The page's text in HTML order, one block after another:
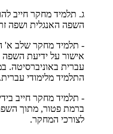
ג. תלמיד מחקר חייב
השפה האנגלית ושפה
- תלמיד מחקר שלב א'
אישור על ידיעת השפה
עברית באוניברסיטה.
התלמיד מלימודי עברית.
- תלמיד מחקר חייב
ברמת פטור, מתוך
לצורכי המחקר.